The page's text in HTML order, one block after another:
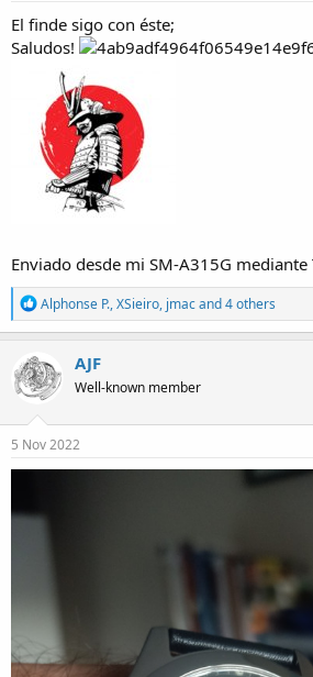
El finde sigo con éste;
Saludos!
Enviado desde mi SM-A315G mediante
R
e
a
t
i
o
n
s
Alphonse P.,XSieiro, jmacand 4 others
AJF
Well-known member
5 Nov 2022